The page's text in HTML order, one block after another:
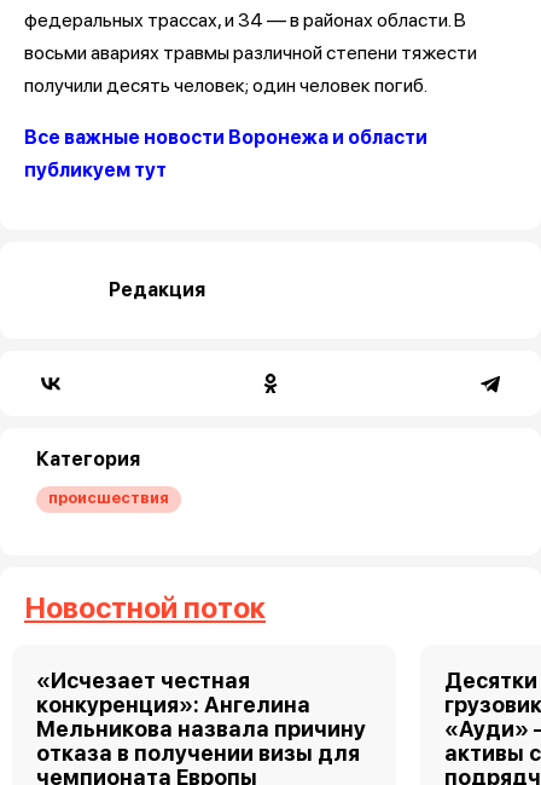
федеральных трассах, и 34 — в районах области. В
восьми авариях травмы различной степени тяжести
получили десять человек; один человек погиб.
Все важные новости Воронежа и области
публикуем тут
Редакция
Категория
происшествия
Новостной поток
«Исчезает честная
конкуренция»: Ангелина
Мельникова назвала причину
отказа в получении визы для
чемпионата Европы
«Ауди»
активы